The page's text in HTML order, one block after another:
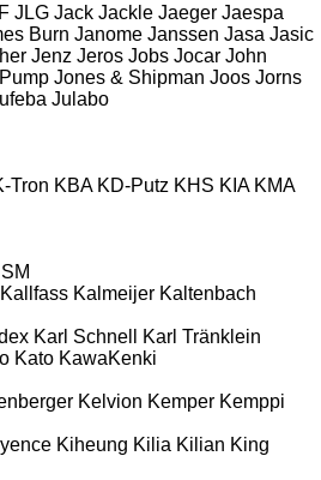
JLG Jack Jackle Jaeger Jaespa
Burn Janome Janssen Jasa Jasic
Jenz Jeros Jobs Jocar John
Jones & Shipman Joos Jorns
Julabo
Tron KBA KD-Putz KHS KIA KMA
SM
Kallfass Kalmeijer Kaltenbach
Karl Schnell
Karl Tränklein
Kato KawaKenki
Kelvion Kemper Kemppi
Kiheung Kilia Kilian King